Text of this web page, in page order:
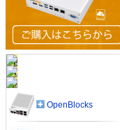
OpenBlocks